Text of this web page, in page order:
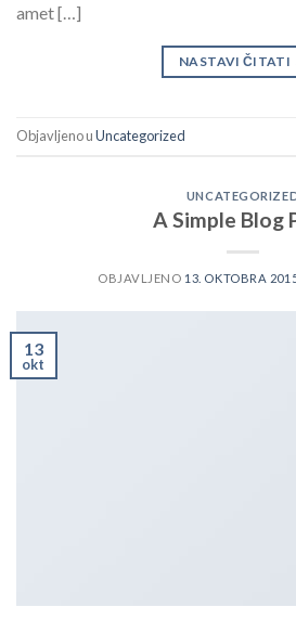
amet […]
NASTAVI ČITATI
Objavljeno uUncategorized
A Simple Blog
OBJAVLJENO 13. OKTOBRA
13
okt